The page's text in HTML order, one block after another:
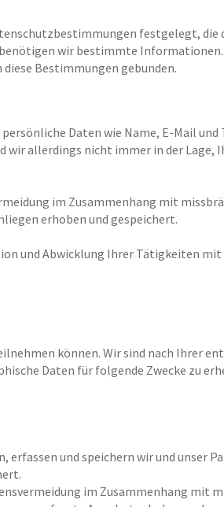
festgelegt,
wir bestimmte Informationen.
Bestimmungen gebunden.
Daten wie Name, E-Mail
allerdings nicht immer in der Lage,
im Zusammenhang mit
erhoben und gespeichert.
und Abwicklung Ihrer Tätigkeiten
können. Wir sind nach Ihrer
Daten für folgende Zwecke zu
und speichern wir und unser
im Zusammenhang mit